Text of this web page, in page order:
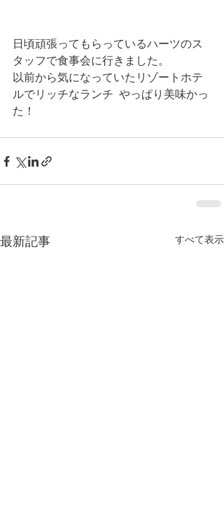
日頃頑張ってもらっているハーツのス
タッフで食事会に行きました。
以前から気になっていたリゾートホテ
ルでリッチなランチ  やっぱり美味かっ
た！
最新記事 すべて表示